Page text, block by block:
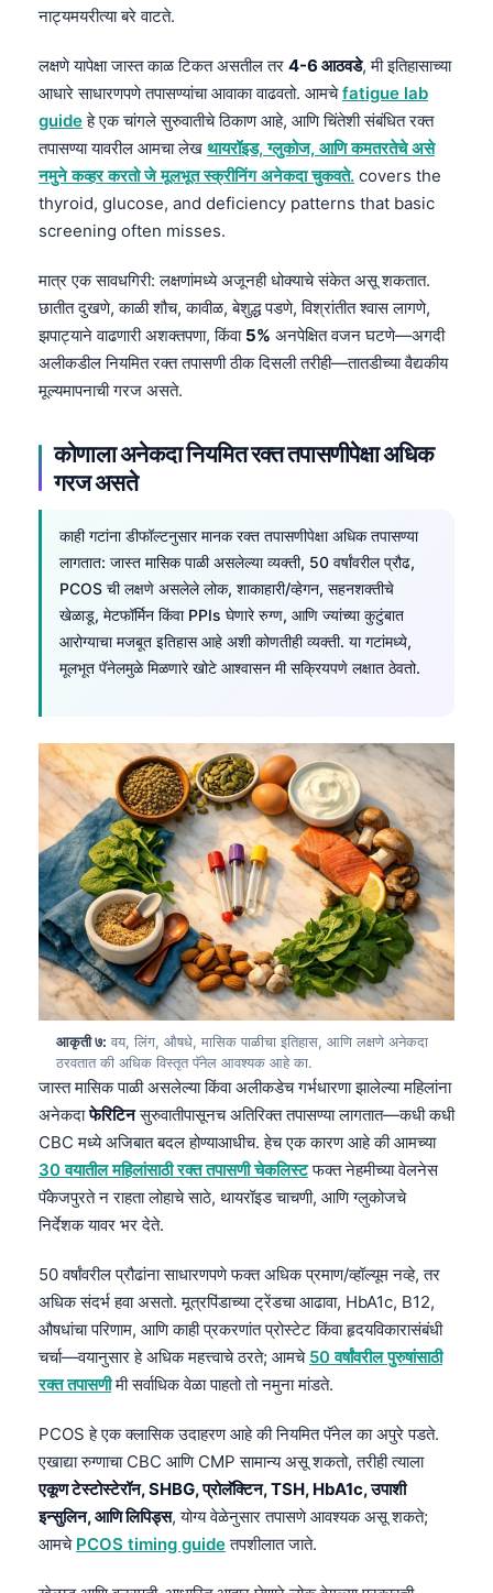
नाट्यमयरीत्या बरे वाटते.
लक्षणे यापेक्षा जास्त काळ टिकत असतील तर 4-6 आठवडे, मी इतिहासाच्या
आधारे साधारणपणे तपासण्यांचा आवाका वाढवतो. आमचेfatigue lab
guideहे एक चांगले सुरुवातीचे ठिकाण आहे, आणि चिंतेशी संबंधित रक्त
तपासण्या यावरील आमचा लेख थायरॉइड, ग्लुकोज, आणि कमतरतेचे असे
नमुने कव्हर करतो जे मूलभूत स्क्रीनिंग अनेकदा चुकवते. covers the
thyroid, glucose, and deficiency patterns that basic
screening often misses.
मात्र एक सावधगिरी: लक्षणांमध्ये अजूनही धोक्याचे संकेत असू शकतात.
छातीत दुखणे, काळी शौच, कावीळ, बेशुद्ध पडणे, विश्रांतीत श्वास लागणे,
झपाट्याने वाढणारी अशक्तपणा, किंवा 5% अनपेक्षित वजन घटणे—अगदी
अलीकडील नियमित रक्त तपासणी ठीक दिसली तरीही—तातडीच्या वैद्यकीय
मूल्यमापनाची गरज असते.
कोणाला अनेकदा नियमित रक्त तपासणीपेक्षा अधिक
गरज असते
काही गटांना डीफॉल्टनुसार मानक रक्त तपासणीपेक्षा अधिक तपासण्या
लागतात: जास्त मासिक पाळी असलेल्या व्यक्ती, 50 वर्षांवरील प्रौढ,
PCOS ची लक्षणे असलेले लोक, शाकाहारी/व्हेगन, सहनशक्तीचे
खेळाडू, मेटफॉर्मिन किंवा PPIs घेणारे रुग्ण, आणि ज्यांच्या कुटुंबात
आरोग्याचा मजबूत इतिहास आहे अशी कोणतीही व्यक्ती. या गटांमध्ये,
मूलभूत पॅनेलमुळे मिळणारे खोटे आश्वासन मी सक्रियपणे लक्षात ठेवतो.
आकृती ७: वय, लिंग, औषधे, मासिक पाळीचा इतिहास, आणि लक्षणे अनेकदा
ठरवतात की अधिक विस्तृत पॅनेल आवश्यक आहे का.
जास्त मासिक पाळी असलेल्या किंवा अलीकडेच गर्भधारणा झालेल्या महिलांना
अनेकदाफेरिटिनसुरुवातीपासूनच अतिरिक्त तपासण्या लागतात—कधी कधी
CBC मध्ये अजिबात बदल होण्याआधीच. हेच एक कारण आहे की आमच्या
30 वयातील महिलांसाठी रक्त तपासणी चेकलिस्टफक्त नेहमीच्या वेलनेस
पॅकेजपुरते न राहता लोहाचे साठे, थायरॉइड चाचणी, आणि ग्लुकोजचे
निर्देशक यावर भर देते.
50 वर्षांवरील प्रौढांना साधारणपणे फक्त अधिक प्रमाण/व्हॉल्यूम नव्हे, तर
अधिक संदर्भ हवा असतो. मूत्रपिंडाच्या ट्रेंडचा आढावा, HbA1c, B12,
औषधांचा परिणाम, आणि काही प्रकरणांत प्रोस्टेट किंवा हृदयविकारासंबंधी
चर्चा—वयानुसार हे अधिक महत्त्वाचे ठरते; आमचे 50 वर्षांवरील पुरुषांसाठी
रक्त तपासणीमी सर्वाधिक वेळा पाहतो तो नमुना मांडते.
PCOS हे एक क्लासिक उदाहरण आहे की नियमित पॅनेल का अपुरे पडते.
एखाद्या रुग्णाचा CBC आणि CMP सामान्य असू शकतो, तरीही त्याला
एकूण टेस्टोस्टेरॉन, SHBG, प्रोलॅक्टिन, TSH, HbA1c, उपाशी
इन्सुलिन, आणि लिपिड्स, योग्य वेळेनुसार तपासणे आवश्यक असू शकते;
आमचे PCOS timing guideतपशीलात जाते.
Македонски јазик
Euskara
Gàidhlig
Occitan
Afrikaans
Монгол
ພາສາລາວ
Basa Jawa
Cebuano
ئۇيغۇرچە
Кыргызча
Татар теле
Беларуская мова
Esperanto
Frysk
Ślōnskŏ gŏdka
Norsk bokmål